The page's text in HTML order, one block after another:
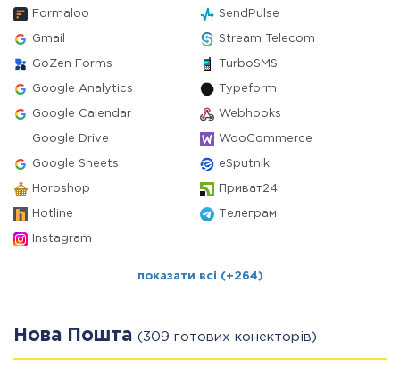
Formaloo SendPulse
Gmail Stream Telecom
GoZen Forms TurboSMS
Google Analytics Typeform
Google Calendar Webhooks
Google Drive WooCommerce
Google Sheets eSputnik
Horoshop Приват24
Hotline Телеграм
Instagram
показати всі (+264)
Нова Пошта (309 готових конекторів)